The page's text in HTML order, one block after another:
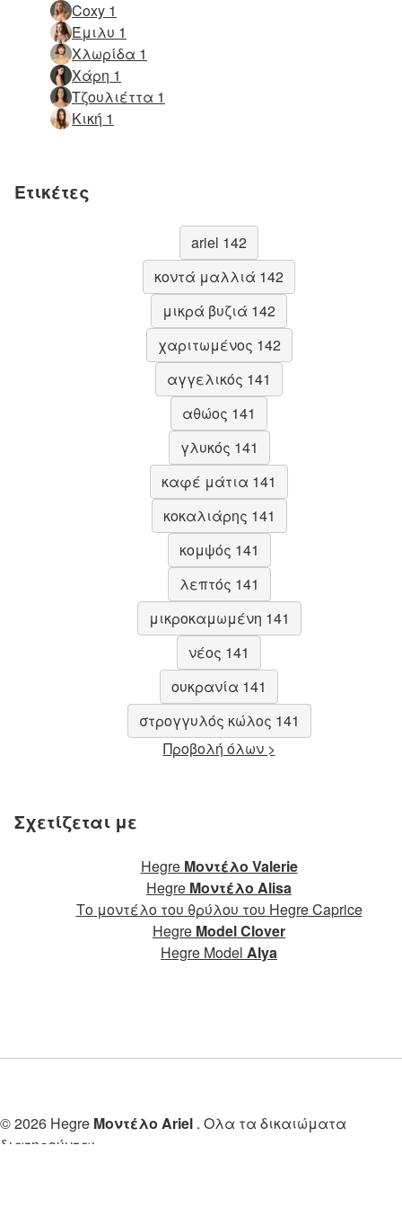
Coxy 1
Έμιλυ 1
Χλωρίδα 1
Χάρη 1
Τζουλιέττα 1
Κική 1
Ετικέτες
ariel 142
κοντά μαλλιά 142
μικρά βυζιά 142
χαριτωμένος 142
αγγελικός 141
αθώος 141
γλυκός 141
καφέ μάτια 141
κοκαλιάρης 141
κομψός 141
λεπτός 141
μικροκαμωμένη 141
νέος 141
ουκρανία 141
στρογγυλός κώλος 141
Προβολή όλων >
Σχετίζεται με
Hegre Μοντέλο Valerie
Hegre Μοντέλο Alisa
Το μοντέλο του θρύλου του Hegre Caprice
Hegre Model Clover
Hegre Model Alya
© 2026 Hegre Μοντέλο Ariel . Ολα τα δικαιώματα
διατηρούνται.